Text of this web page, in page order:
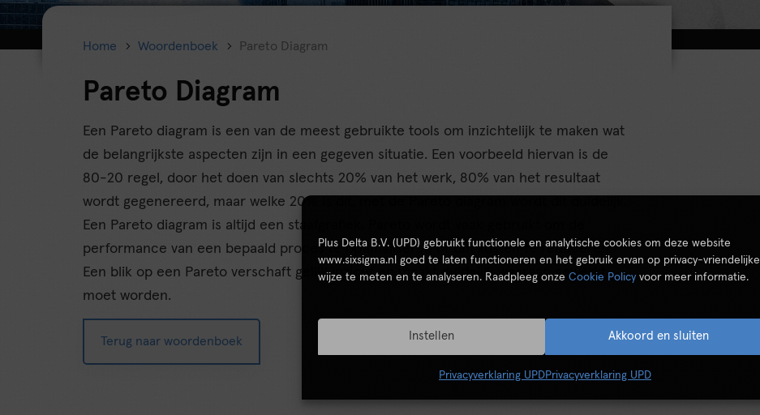
Plus Delta B.V. (UPD) gebruikt functionele en analytische cookies om deze website
www.sixsigma.nl goed te laten functioneren en het gebruik ervan op privacy-vriendelijke
wijze te meten en te analyseren. Raadpleeg onze Cookie Policy voor meer informatie.
Akkoord en sluiten
Instellen
Privacyverklaring UPDPrivacyverklaring UPD
Home Woordenboek Pareto Diagram
Pareto Diagram
Een Pareto diagram is een van de meest gebruikte tools om inzichtelijk te maken wat
de belangrijkste aspecten zijn in een gegeven situatie. Een voorbeeld hiervan is de
80-20 regel, door het doen van slechts 20% van het werk, 80% van het resultaat
wordt gegenereerd, maar welke 20% is dit, met de Pareto diagram wordt dit duidelijk.
Een Pareto diagram is altijd een staafgrafiek. Pareto wordt vaak gebruikt om de
performance van een bepaald proces te optimaliseren of om kosten te reduceren.
Een blik op een Pareto verschaft gelijk inzicht en maakt duidelijk waaraan gewerkt
moet worden.
Terug naar woordenboek